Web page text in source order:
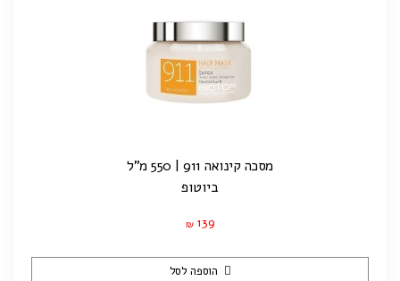
מסכה קינואה 911 | 550 מ"ל
ביוטופ
₪ 139
הוספה לסל